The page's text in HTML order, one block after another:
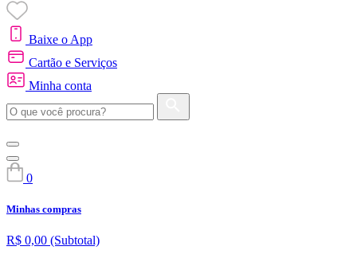
Baixe o App
Cartão e Serviços
Minha conta
0
Minhas compras
R$ 0,00 (Subtotal)